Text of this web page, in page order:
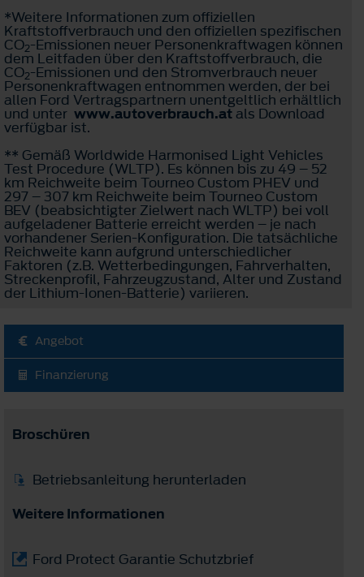
*Weitere Informationen zum offiziellen
Kraftstoffverbrauch und den offiziellen spezifischen
CO2-Emissionen neuer Personenkraftwagen können
dem Leitfaden über den Kraftstoffverbrauch, die
CO2-Emissionen und den Stromverbrauch neuer
Personenkraftwagen entnommen werden, der bei
allen Ford Vertragspartnern unentgeltlich erhältlich
und unter www.autoverbrauch.atals Download
verfügbar ist.
** Gemäß Worldwide Harmonised Light Vehicles
Test Procedure (WLTP). Es können bis zu 49 – 52
km Reichweite beim Tourneo Custom PHEV und
297 – 307 km Reichweite beim Tourneo Custom
BEV (beabsichtigter Zielwert nach WLTP) bei voll
aufgeladener Batterie erreicht werden – je nach
vorhandener Serien-Konfiguration. Die tatsächliche
Reichweite kann aufgrund unterschiedlicher
Faktoren (z.B. Wetterbedingungen, Fahrverhalten,
Streckenprofil, Fahrzeugzustand, Alter und Zustand
der Lithium-Ionen-Batterie) variieren.
Angebot
Finanzierung
Broschüren
Betriebsanleitung herunterladen
Weitere Informationen
Ford Protect Garantie Schutzbrief